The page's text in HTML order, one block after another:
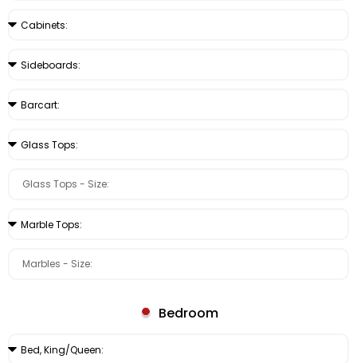
Bedroom